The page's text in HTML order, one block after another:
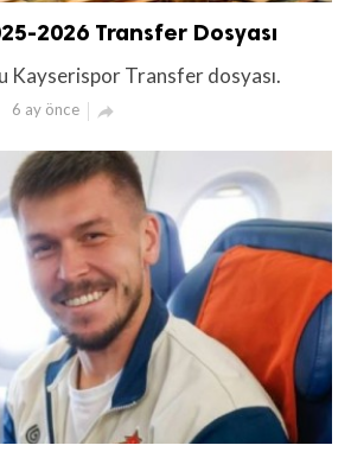
2026 Transfer Dosyası
Kayserispor Transfer dosyası.
6 ay önce 